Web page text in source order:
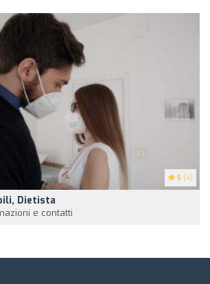
5 (4)
Dietista
e contatti